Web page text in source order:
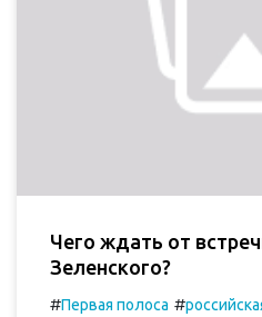
Чего ждать от
Зеленского?
#Первая полоса #